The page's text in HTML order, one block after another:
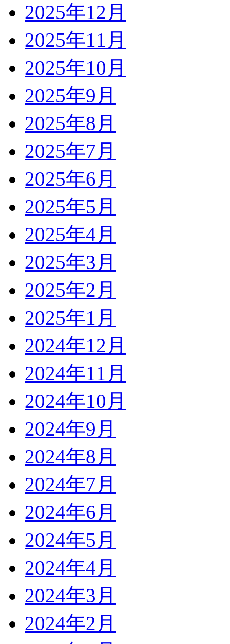
2025年12月
2025年11月
2025年10月
2025年9月
2025年8月
2025年7月
2025年6月
2025年5月
2025年4月
2025年3月
2025年2月
2025年1月
2024年12月
2024年11月
2024年10月
2024年9月
2024年8月
2024年7月
2024年6月
2024年5月
2024年4月
2024年3月
2024年2月